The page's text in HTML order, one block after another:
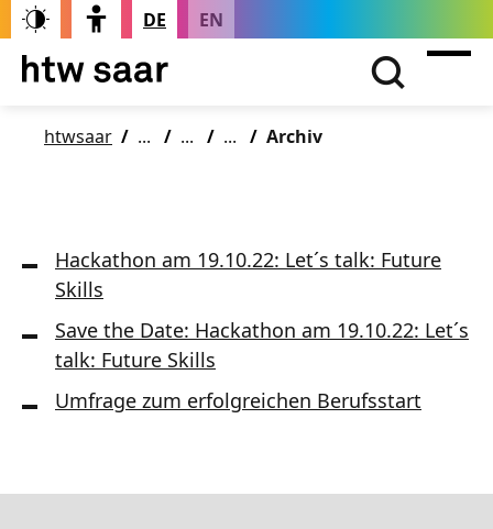
DE EN
htwsaar Archiv
Hackathon am 19.10.22: Let´s talk: Future
Skills
Save the Date: Hackathon am 19.10.22: Let´s
talk: Future Skills
Umfrage zum erfolgreichen Berufsstart